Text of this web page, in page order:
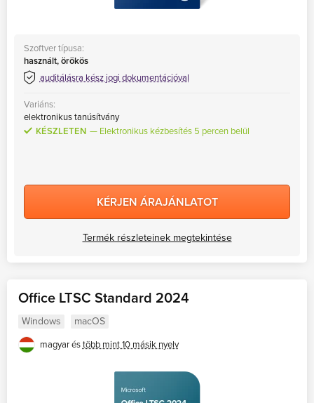
Szoftver típusa:
használt, örökös
auditálásra kész jogi dokumentációval
Variáns:
elektronikus tanúsítvány
KÉSZLETEN
Elektronikus kézbesítés 5 percen belül
KÉRJEN ÁRAJÁNLATOT
Termék részleteinek megtekintése
Office LTSC Standard 2024
Windows macOS
magyar éstöbb mint 10 másik nyelv